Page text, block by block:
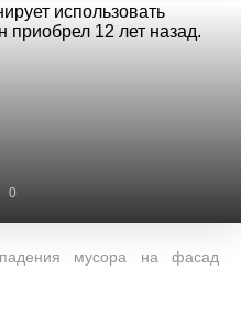
0
мусора на фасад